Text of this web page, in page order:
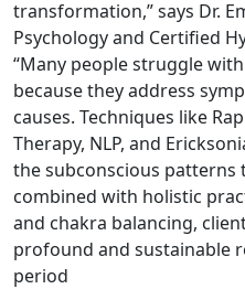
transformation,” says Dr.
Psychology and Certified
“Many people struggle
because they address
causes. Techniques like
Therapy, NLP, and
the subconscious patterns
combined with holistic
and chakra balancing,
profound and sustainable
period